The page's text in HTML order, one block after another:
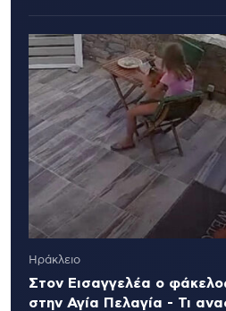
Ηράκλειο
Στον Εισαγγελέα ο
στην Αγία Πελαγία - Τι